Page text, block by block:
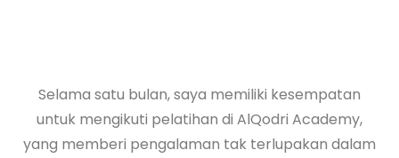
Selama satu bulan, saya memiliki kesempatan
untuk mengikuti pelatihan di AlQodri Academy,
yang memberi pengalaman tak terlupakan dalam